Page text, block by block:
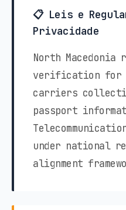
📋 Leis e
Privacidade
North
verification for
carriers
passport
under national
alignment